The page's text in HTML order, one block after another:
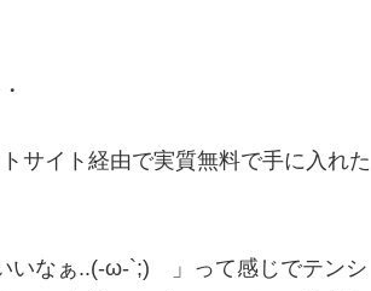
サイト経由で実質無料で手に入れた
いなぁ..(-ω-`;)ゞ」って感じでテンシ